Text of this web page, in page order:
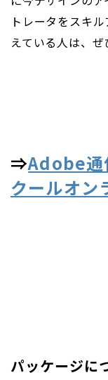
トレータをスキ
えている人は、
⇒Adobe通
クールオン
パッケージに